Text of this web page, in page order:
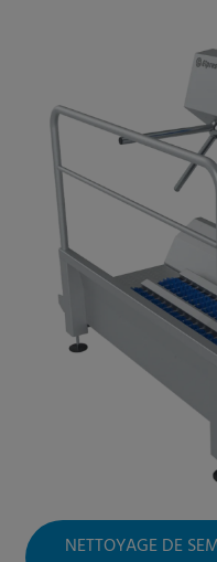
NETTOYAGE DE